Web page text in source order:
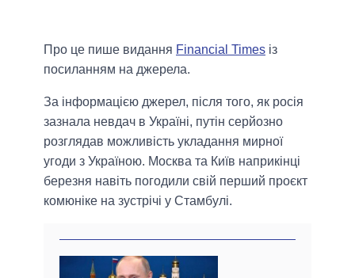
Про це пише видання Financial Times із
посиланням на джерела.
За інформацією джерел, після того, як росія
зазнала невдач в Україні, путін серйозно
розглядав можливість укладання мирної
угоди з Україною. Москва та Київ наприкінці
березня навіть погодили свій перший проєкт
комюніке на зустрічі у Стамбулі.